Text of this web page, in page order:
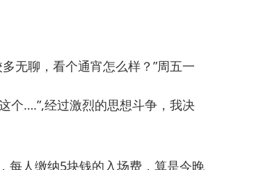
无聊，看个通宵怎么样？”周五一
个….”,经过激烈的思想斗争，我决
每人缴纳5块钱的入场费，算是今晚